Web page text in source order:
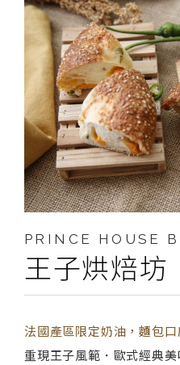
PRINCE HOUSE
王子烘焙坊
法國產區限定奶油，麵包
重現王子風範．歐式經典美